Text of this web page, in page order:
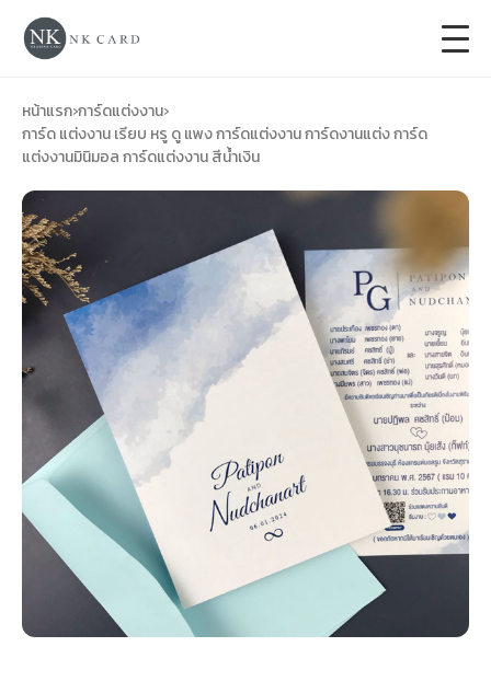
การ์ดแต่งงาน
ของชำร่วยงานแต่ง
ของรับไหว้
ป้ายของชำร่วยงานแต่ง +
การ์ดงานบวช
การ์ดขึ้นบ้านใหม่
ซองเปล่า
รับพิมพ์หน้าซอง +
Wax Seal Sticker | สติกเกอร์ตราครั่งปิดซอง
การ์ดแต่งงานออนไลน์
หน้าแรก›การ์ดแต่งงาน›
การ์ด แต่งงาน เรียบ หรู ดู แพง การ์ดแต่งงาน การ์ดงานแต่ง การ์ด
แต่งงานมินิมอล การ์ดแต่งงาน สีน้ำเงิน